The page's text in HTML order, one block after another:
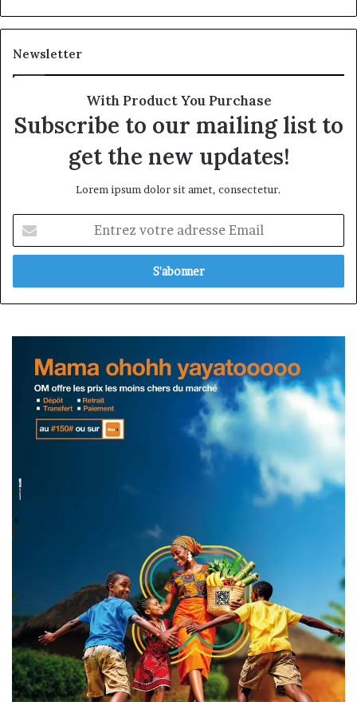
Newsletter
With Product You Purchase
Subscribe to our mailing list to
get the new updates!
Lorem ipsum dolor sit amet, consectetur.
votre
adresse